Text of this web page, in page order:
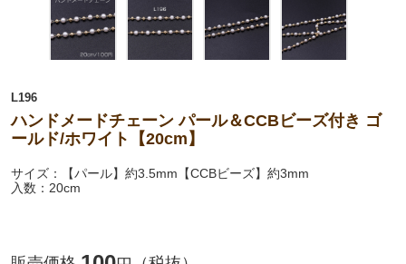
L196
ハンドメードチェーン パール＆CCBビーズ付き ゴ
ールド/ホワイト【20cm】
サイズ：【パール】約3.5mm【CCBビーズ】約3mm
入数：20cm